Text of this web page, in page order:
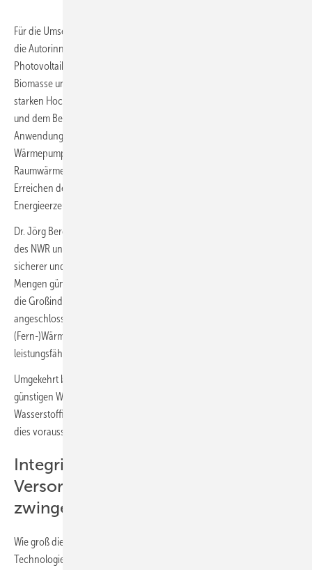
Für die Umsetzung einer klimaneutralen Wärmeversorgung in 2045, so
die Autorinnen und Autoren der Studie, werde der Ausbau von
Photovoltaik, Windkraft, Fernwärme, Solarthermie, Geothermie,
Biomasse und Wasserstoff benötigt. Alle Szenarien gehen von einem
starken Hochlauf der Photovoltaik- und Wärmepumpenleistungen
und dem Beginn des Wasserstoffhochlaufs für die industrielle
Anwendung und die zentrale Wärmeerzeugung aus. Während die
Wärmepumpe die primäre Dekarbonisierungstechnologie in der
Raumwärme darstellt, sichert der Einsatz von Wasserstoff das
Erreichen der langfristigen Klimaziele (nach 2030) in Industrie und
Energieerzeugung (Fernwärme) ab.
Dr. Jörg Bergmann, Leiter der Arbeitsgruppe Infrastruktur und Wärme
des NWR unterstreicht: „Mit Wasserstoff wird die Energiewende
sicherer und bezahlbarer. Es ist wichtig, nun sehr schnell große
Mengen günstigen Wasserstoff verfügbar zu machen – nicht nur für
die Großindustrie, sondern auch für die an das Verteilnetz
angeschlossenen Industrie- und Gewerbebetriebe sowie die
(Fern-)Wärmeversorgung. Dafür benötigen wir umgehend eine
leistungsfähige Wasserstoffinfrastruktur in Deutschland.“
Umgekehrt bedeutet dies: Gibt es nicht schnell große Mengen
günstigen Wasserstoff und nicht frühzeitig eine leistungsfähige
Wasserstoffinfrastruktur in Deutschland, sind die Szenarien, die genau
dies voraussetzen unrealistisch.
Integrierte
Versorgungsinfrastrukturen sind
zwingend
Wie groß die Herausforderungen sind, um überhaupt alle
Technologien im Rennen zu behalten bzw. Wasserstoff ins Rennen zu